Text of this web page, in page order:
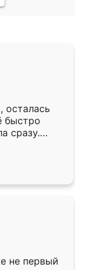
осталась
быстро
сразу.
к
Собрали
даже
не первый